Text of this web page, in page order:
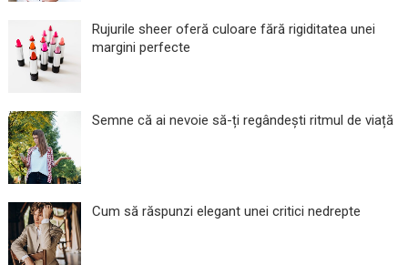
Rujurile sheer oferă culoare fără rigiditatea unei
margini perfecte
Semne că ai nevoie să-ți regândești ritmul de viață
Cum să răspunzi elegant unei critici nedrepte